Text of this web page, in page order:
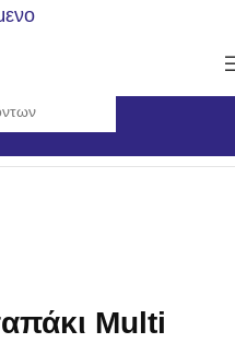
Χειρός
Multi